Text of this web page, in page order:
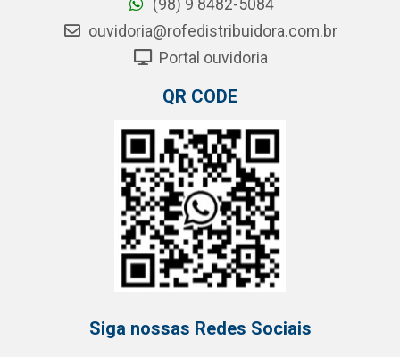
(98) 9 8482-5084
ouvidoria@rofedistribuidora.com.br
Portal ouvidoria
QR CODE
Siga nossas Redes Sociais